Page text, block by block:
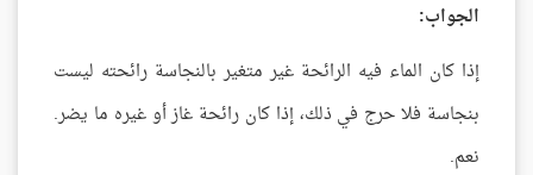
الجواب:
إذا كان الماء فيه الرائحة غير متغير بالنجاسة رائحته ليست
بنجاسة فلا حرج في ذلك، إذا كان رائحة غاز أو غيره ما يضر.
نعم.